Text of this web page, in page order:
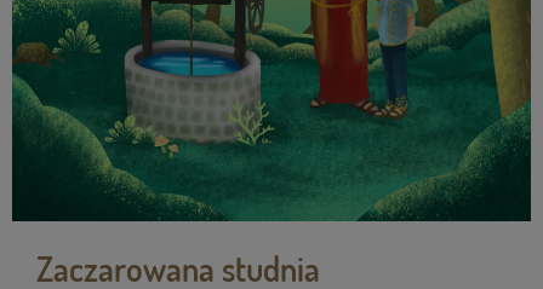
Zaczarowana studnia